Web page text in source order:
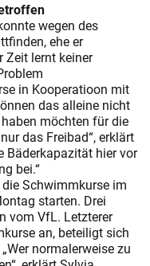
wegen des
ehe er
Zeit lernt keiner
in Kooperatioon mit
das alleine nicht
möchten für die
das Freibad“, erklärt
Bäderkapazität hier vor
bei.“
Schwimmkurse im
starten. Drei
vom VfL. Letzterer
an, beteiligt sich
normalerweise zu